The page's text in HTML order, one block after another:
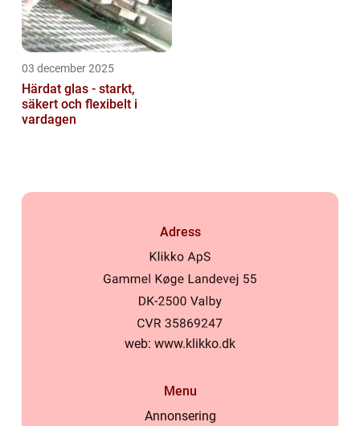
03 december 2025
Härdat glas - starkt,
säkert och flexibelt i
vardagen
Adress
web: www.klikko.dk
Menu
Annonsering